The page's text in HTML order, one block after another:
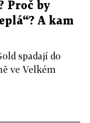
Proč by
A kam
spadají do
ve Velkém